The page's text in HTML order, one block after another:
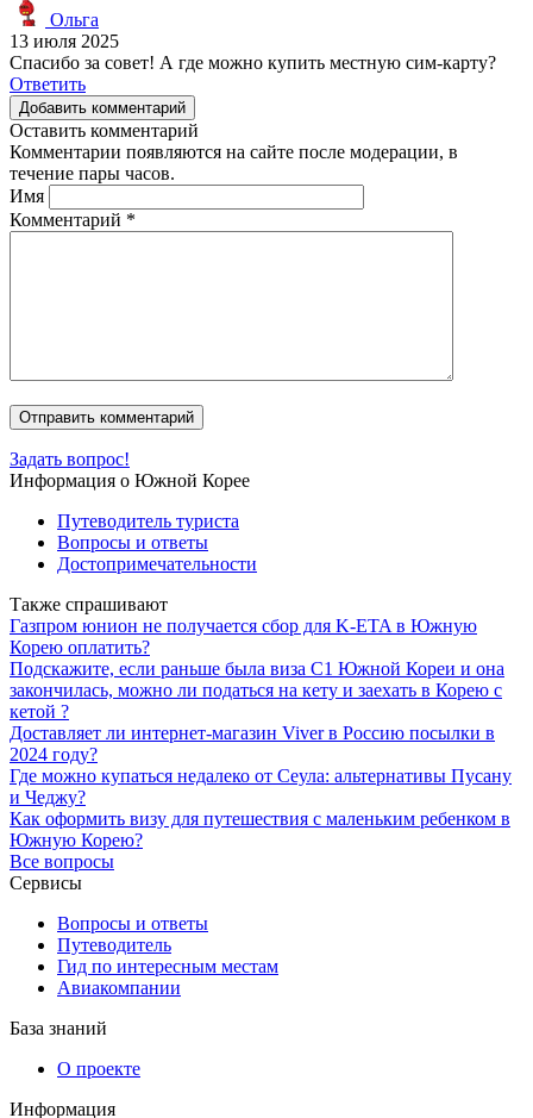
Ольга
13 июля 2025
Спасибо за совет! А где можно купить местную сим-карту?
Ответить
Добавить комментарий
Оставить комментарий
Комментарии появляются на сайте после модерации, в
течение пары часов.
Имя
Комментарий *
Задать вопрос!
Информация о Южной Корее
Путеводитель туриста
Вопросы и ответы
Достопримечательности
Также спрашивают
Газпром юнион не получается сбор для K-ETA в Южную
Корею оплатить?
Подскажите, если раньше была виза C1 Южной Кореи и она
закончилась, можно ли податься на кету и заехать в Корею с
кетой ?
Доставляет ли интернет-магазин Viver в Россию посылки в
2024 году?
Где можно купаться недалеко от Сеула: альтернативы Пусану
и Чеджу?
Как оформить визу для путешествия с маленьким ребенком в
Южную Корею?
Все вопросы
Сервисы
Вопросы и ответы
Путеводитель
Гид по интересным местам
Авиакомпании
База знаний
О проекте
Информация